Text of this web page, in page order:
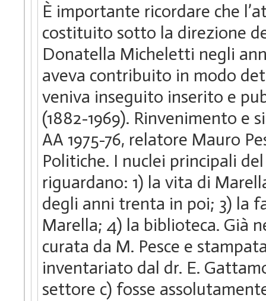
È importante ricordare che
costituito sotto la direzione
Donatella Micheletti negli
aveva contribuito in modo
veniva inseguito inserito e
(1882-1969). Rinvenimento e
AA 1975-76, relatore Mauro
Politiche. I nuclei principali
riguardano: 1) la vita di
degli anni trenta in poi; 3) la
Marella; 4) la biblioteca. Già
curata da M. Pesce e
inventariato dal dr. E.
settore c) fosse